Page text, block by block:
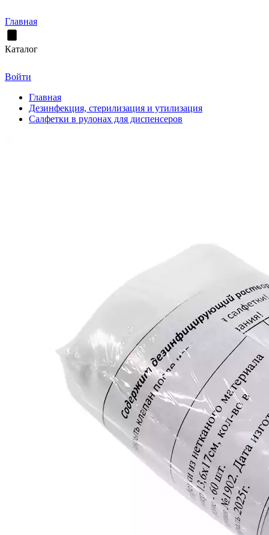
Главная
Каталог
Войти
Главная
Дезинфекция, стерилизация и утилизация
Салфетки в рулонах для диспенсеров